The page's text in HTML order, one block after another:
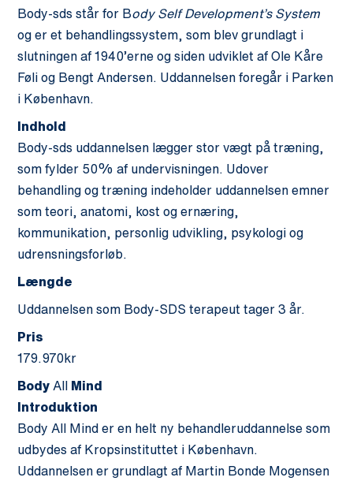
Body-sds står for Body Self Development’s System
og er et behandlingssystem, som blev grundlagt i
slutningen af 1940’erne og siden udviklet af Ole Kåre
Føli og Bengt Andersen. Uddannelsen foregår i Parken
i København.
Indhold
Body-sds uddannelsen lægger stor vægt på træning,
som fylder 50% af undervisningen. Udover
behandling og træning indeholder uddannelsen emner
som teori, anatomi, kost og ernæring,
kommunikation, personlig udvikling, psykologi og
udrensningsforløb.
Længde
Uddannelsen som Body-SDS terapeut tager 3 år.
Pris
179.970kr
Body All
Mind
Introduktion
Body All Mind er en helt ny behandleruddannelse som
udbydes af Kropsinstituttet i København.
Uddannelsen er grundlagt af Martin Bonde Mogensen